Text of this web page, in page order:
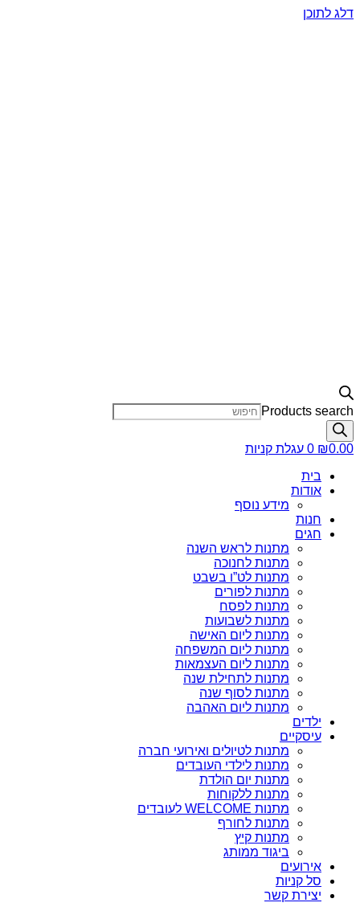
דלג לתוכן
Products search
₪0.00
0 עגלת קניות
בית
אודות
מידע נוסף
חנות
חגים
מתנות לראש השנה
מתנות לחנוכה
מתנות לט”ו בשבט
מתנות לפורים
מתנות לפסח
מתנות לשבועות
מתנות ליום האישה
מתנות ליום המשפחה
מתנות ליום העצמאות
מתנות לתחילת שנה
מתנות לסוף שנה
מתנות ליום האהבה
ילדים
עיסקיים
מתנות לטיולים ואירועי חברה
מתנות לילדי העובדים
מתנות יום הולדת
מתנות ללקוחות
מתנות WELCOME לעובדים
מתנות לחורף
מתנות קיץ
ביגוד ממותג
אירועים
סל קניות
יצירת קשר